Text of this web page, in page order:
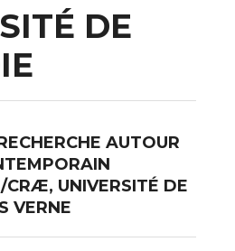
DE
AUTOUR
CRÆ, UNIVERSITÉ DE
VERNE